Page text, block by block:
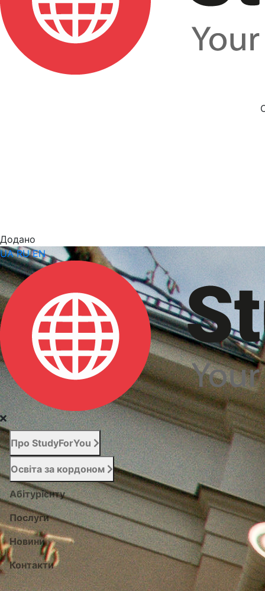
Додано
UA RU EN
Про StudyForYou
Освіта за кордоном
Абітурієнту
Послуги
Новини
Контакти